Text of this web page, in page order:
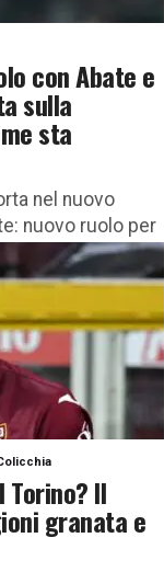
con Abate e
sulla
sta
nel nuovo
nuovo ruolo per
Il nuovo Torino
Torino? Il
granata e